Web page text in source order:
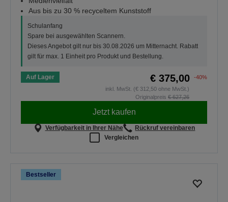
Aus bis zu 30 % recyceltem Kunststoff
Schulanfang
Spare bei ausgewählten Scannern.
Dieses Angebot gilt nur bis 30.08.2026 um Mitternacht. Rabatt
gilt für max. 1 Einheit pro Produkt und Bestellung.
Auf Lager € 375,00
-40%
inkl. MwSt. (€ 312,50 ohne MwSt.)
Originalpreis € 627,26
Jetzt kaufen
Verfügbarkeit in Ihrer Nähe
Rückruf vereinbaren
Vergleichen
Bestseller